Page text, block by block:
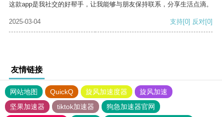
这款app是我社交的好帮手，让我能够与朋友保持联系，分享生活点滴。
2025-03-04 支持[0] 反对[0]
友情链接
网站地图 QuickQ 旋风加速度器
旋风加速
坚果加速器
tiktok加速器
狗急加速器官网